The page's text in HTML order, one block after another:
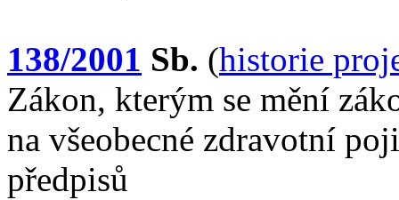
138/2001 Sb. (historie
Zákon, kterým se mění
na všeobecné zdravotní
předpisů